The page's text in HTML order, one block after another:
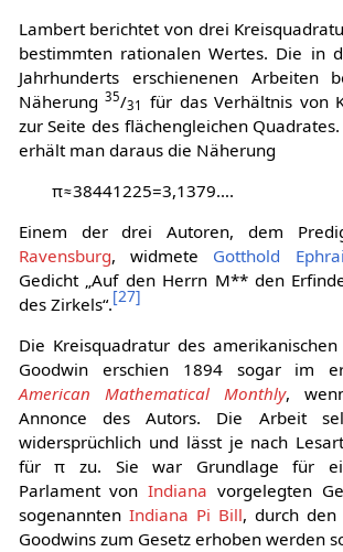
Lambert berichtet von drei
bestimmten rationalen Wertes. Die in
Jahrhunderts erschienenen Arbeiten
Näherung35/31
für das Verhältnis von
zur Seite des flächengleichen
erhält man daraus die Näherung
π≈38441 225=3,1379….
Einem der drei Autoren, dem
Ravensburg, widmete Gotthold
Gedicht „Auf den Herrn M** den
des Zirkels“.[27]
Die Kreisquadratur des amerikanischen
Goodwin erschien 1894 sogar im
American Mathematical Monthly,
Annonce des Autors. Die Arbeit
widersprüchlich und lässt je nach
für π zu. Sie war Grundlage für
Parlament vonIndiana vorgelegten
sogenannten Indiana Pi Bill, durch den
Goodwins zum Gesetz erhoben werden